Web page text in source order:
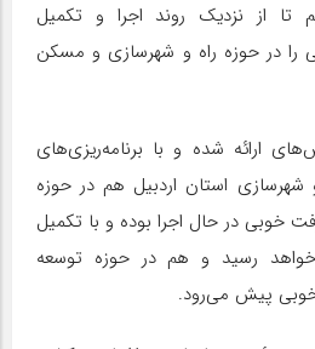
تا از نزدیک روند اجرا و تکمیل
را در حوزه راه و شهرسازی و مسکن
ارائه شده و با برنامه‌ریزی‌های
شهرسازی استان اردبیل هم در حوزه
خوبی در حال اجرا بوده و با تکمیل
خواهد رسید و هم در حوزه توسعه
پیش می‌رود.